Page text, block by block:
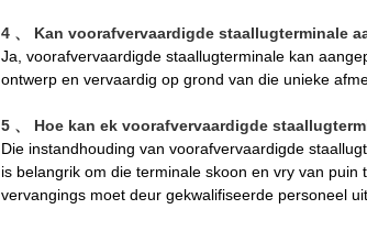
4 、 Kan voorafvervaardigde staallugterminale
Ja, voorafvervaardigde staallugterminale kan
ontwerp en vervaardig op grond van die unieke
5 、 Hoe kan ek voorafvervaardigde
Die instandhouding van voorafvervaardigde
is belangrik om die terminale skoon en vry van
vervangings moet deur gekwalifiseerde personeel